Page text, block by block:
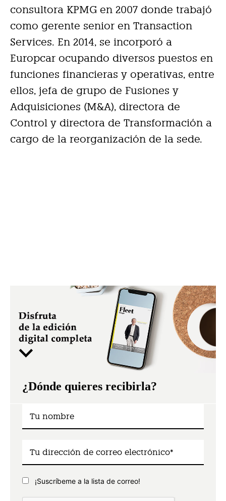
consultora KPMG en 2007 donde trabajó
como gerente senior en Transaction
Services. En 2014, se incorporó a
Europcar ocupando diversos puestos en
funciones financieras y operativas, entre
ellos, jefa de grupo de Fusiones y
Adquisiciones (M&A), directora de
Control y directora de Transformación a
cargo de la reorganización de la sede.
¿Dónde quieres recibirla?
¡Suscríbeme a la lista de correo!